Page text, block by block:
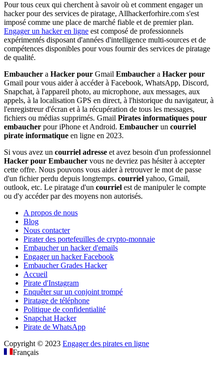
Pour tous ceux qui cherchent à savoir où et comment engager un
hacker pour des services de piratage, Allhackerforhire.com s'est
imposé comme une place de marché fiable et de premier plan.
Engager un hacker en ligne est composé de professionnels
expérimentés disposant d'années d'intelligence multi-sources et de
compétences disponibles pour vous fournir des services de piratage
de qualité.
Embaucher a Hacker pour Gmail Embaucher a Hacker pour
Gmail pour vous aider à accéder à Facebook, WhatsApp, Discord,
Snapchat, à l'appareil photo, au microphone, aux messages, aux
appels, à la localisation GPS en direct, à l'historique du navigateur, à
l'enregistreur d'écran et à la récupération de tous les messages,
fichiers ou médias supprimés. Gmail Pirates informatiques pour
embaucher pour iPhone et Android. Embaucher un courriel
pirate informatique en ligne en 2023.
Si vous avez un courriel adresse et avez besoin d'un professionnel
Hacker pour Embaucher vous ne devriez pas hésiter à accepter
cette offre. Nous pouvons vous aider à retrouver le mot de passe
d'un fichier perdu depuis longtemps. courriel yahoo, Gmail,
outlook, etc. Le piratage d'un courriel est de manipuler le compte
ou d'y accéder par des moyens non autorisés.
A propos de nous
Blog
Nous contacter
Pirater des portefeuilles de crypto-monnaie
Embaucher un hacker d'emails
Engager un hacker Facebook
Embaucher Grades Hacker
Accueil
Pirate d'Instagram
Enquêter sur un conjoint trompé
Piratage de téléphone
Politique de confidentialité
Snapchat Hacker
Pirate de WhatsApp
Copyright © 2023 Engager des pirates en ligne
Français